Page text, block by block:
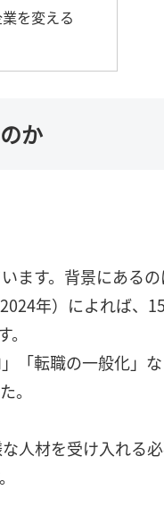
を変える
か
ます。背景にある
年）によれば、
「転職の一般化」
。
人材を受け入れる